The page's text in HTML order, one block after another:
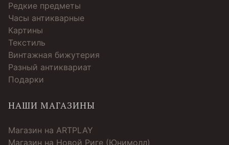
Редкие предметы
Часы антикварные
Картины
Текстиль
Винтажная бижутерия
Разный антиквариат
Подарки
НАШИ МАГАЗИНЫ
Магазин на ARTPLAY
Магазин на Новой Риге (Юнимолл)